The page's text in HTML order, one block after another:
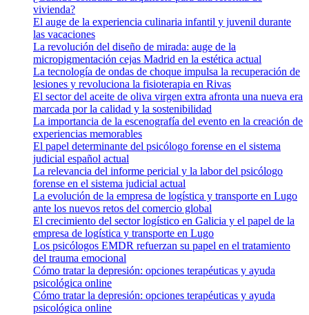
vivienda?
El auge de la experiencia culinaria infantil y juvenil durante
las vacaciones
La revolución del diseño de mirada: auge de la
micropigmentación cejas Madrid en la estética actual
La tecnología de ondas de choque impulsa la recuperación de
lesiones y revoluciona la fisioterapia en Rivas
El sector del aceite de oliva virgen extra afronta una nueva era
marcada por la calidad y la sostenibilidad
La importancia de la escenografía del evento en la creación de
experiencias memorables
El papel determinante del psicólogo forense en el sistema
judicial español actual
La relevancia del informe pericial y la labor del psicólogo
forense en el sistema judicial actual
La evolución de la empresa de logística y transporte en Lugo
ante los nuevos retos del comercio global
El crecimiento del sector logístico en Galicia y el papel de la
empresa de logística y transporte en Lugo
Los psicólogos EMDR refuerzan su papel en el tratamiento
del trauma emocional
Cómo tratar la depresión: opciones terapéuticas y ayuda
psicológica online
Cómo tratar la depresión: opciones terapéuticas y ayuda
psicológica online